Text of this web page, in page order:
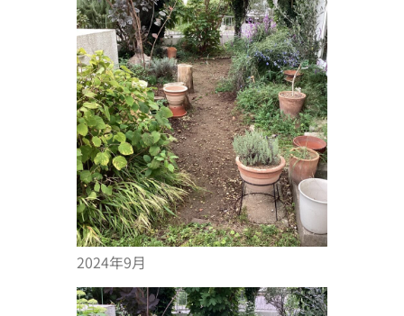
2024年9月